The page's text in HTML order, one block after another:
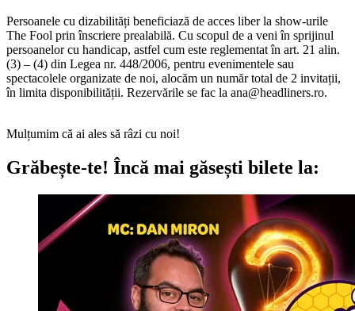
Persoanele cu dizabilități beneficiază de acces liber la show-urile
The Fool prin înscriere prealabilă. Cu scopul de a veni în sprijinul
persoanelor cu handicap, astfel cum este reglementat în art. 21 alin.
(3) – (4) din Legea nr. 448/2006, pentru evenimentele sau
spectacolele organizate de noi, alocăm un număr total de 2 invitații,
în limita disponibilității. Rezervările se fac la ana@headliners.ro.
Mulțumim că ai ales să râzi cu noi!
Grăbește-te! Încă mai găsești bilete la: